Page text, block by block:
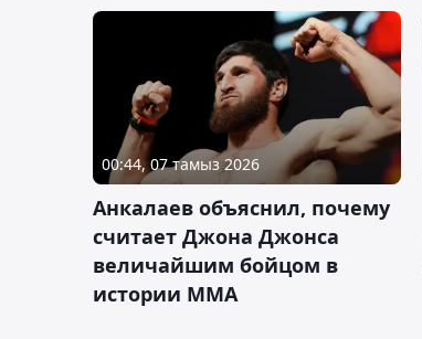
00:44, 07 тамыз 2026
Анкалаев объяснил, почему
считает Джона Джонса
величайшим бойцом в
истории ММА